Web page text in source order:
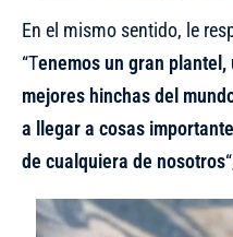
En el mismo sentido, le
“Tenemos un gran
mejores hinchas del
a llegar a cosas
de cualquiera de nosotros